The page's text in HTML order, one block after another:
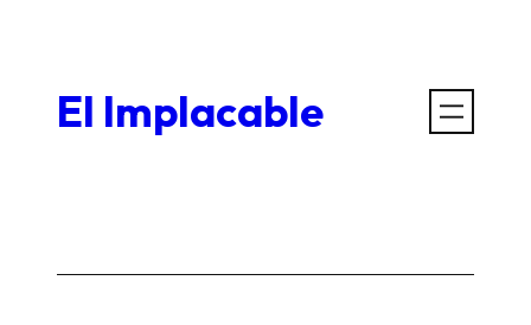
contenido
El Implacable